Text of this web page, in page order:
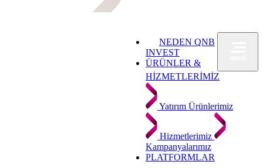
NEDEN QNB
INVEST
ÜRÜNLER &
HİZMETLERİMİZ
Yatırım Ürünlerimiz
Hizmetlerimiz
Kampanyalarımız
PLATFORMLAR